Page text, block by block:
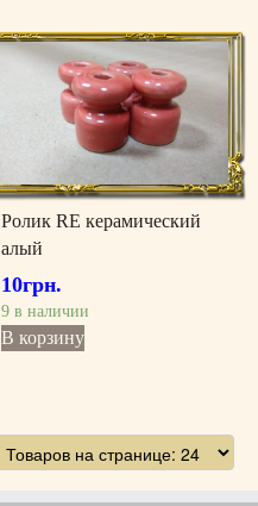
Ролик RE керамический
алый
10грн.
9 в наличии
В корзину